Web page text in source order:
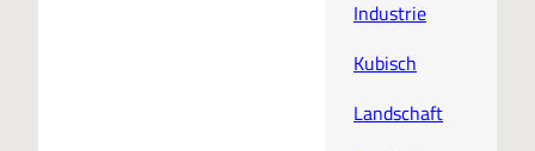
Industrie
Kubisch
Landschaft